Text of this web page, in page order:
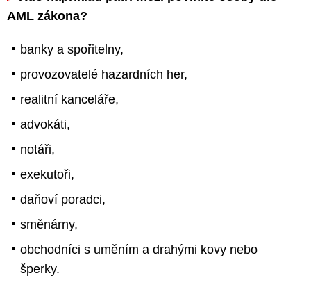
AML zákona?
banky a spořitelny,
provozovatelé hazardních her,
realitní kanceláře,
advokáti,
notáři,
exekutoři,
daňoví poradci,
směnárny,
obchodníci s uměním a drahými kovy nebo
šperky.